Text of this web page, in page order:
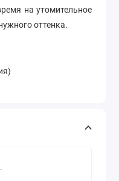
на утомительное
оттенка.